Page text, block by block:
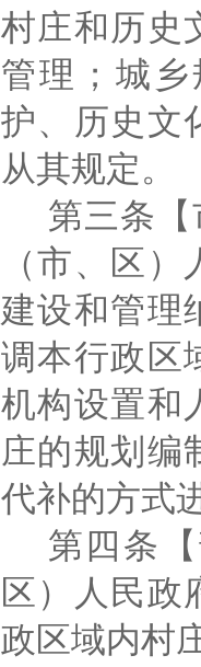
村庄和历史
管理；城
护、历史文
从其规定。
第三条
（市、区
建设和管理
调本行政区
机构设置和
庄的规划编
代补的方式
第四条
区）人民政
政区域内村